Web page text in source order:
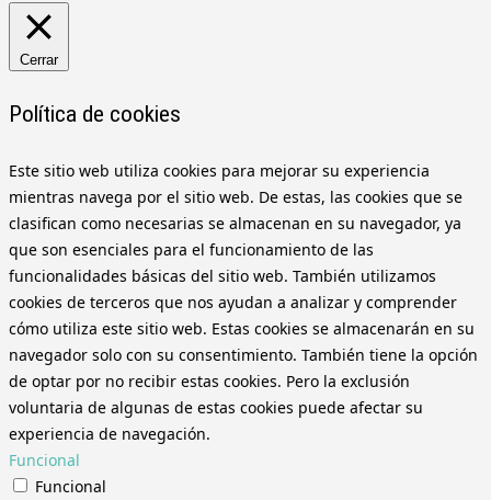
Cerrar
Política de cookies
Este sitio web utiliza cookies para mejorar su experiencia
mientras navega por el sitio web. De estas, las cookies que se
clasifican como necesarias se almacenan en su navegador, ya
que son esenciales para el funcionamiento de las
funcionalidades básicas del sitio web. También utilizamos
cookies de terceros que nos ayudan a analizar y comprender
cómo utiliza este sitio web. Estas cookies se almacenarán en su
navegador solo con su consentimiento. También tiene la opción
de optar por no recibir estas cookies. Pero la exclusión
voluntaria de algunas de estas cookies puede afectar su
experiencia de navegación.
Funcional
Funcional